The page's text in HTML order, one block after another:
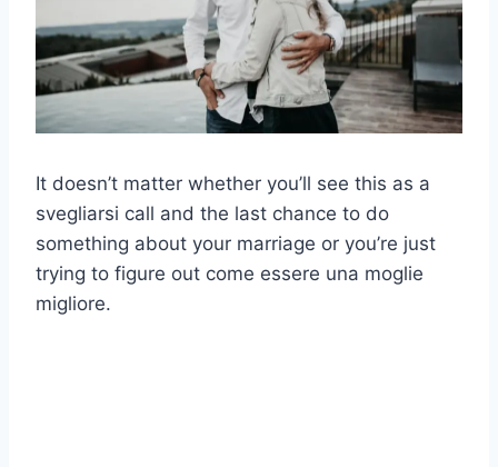
It doesn’t matter whether you’ll see this as a
svegliarsi call and the last chance to do
something about your marriage or you’re just
trying to figure out come essere una moglie
migliore.